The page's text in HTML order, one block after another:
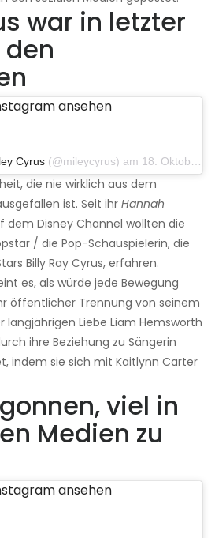
war in letzter
ansehen
Cyrus (@mileycyrus) am 18. Oktober 2019 um 19:03 Uhr PDT
die nie wirklich aus dem
ist. Seit ihr Hannah
dem Disney Channel wollten die
/ die Pop-Schauspielerin, die
Billy Ray Cyrus, erfahren.
es, als würde jede Bewegung
öffentlicher Trennung von seinem
langjährigen Liebe Liam Hemsworth
ihre Beziehung zu Sängerin
indem sie sich mit Kaitlynn Carter
viel in
Medien zu
ansehen